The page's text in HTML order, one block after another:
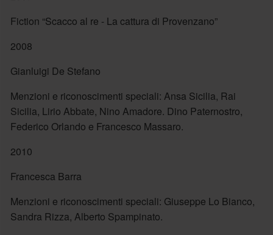
Fiction “Scacco al re - La cattura di Provenzano”
2008
Gianluigi De Stefano
Menzioni e riconoscimenti speciali: Ansa Sicilia, Rai
Sicilia, Lirio Abbate, Nino Amadore. Dino Paternostro,
Federico Orlando e Francesco Massaro.
2010
Francesca Barra
Menzioni e riconoscimenti speciali: Giuseppe Lo Bianco,
Sandra Rizza, Alberto Spampinato.